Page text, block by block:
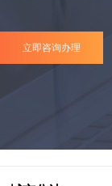
立即咨询办理